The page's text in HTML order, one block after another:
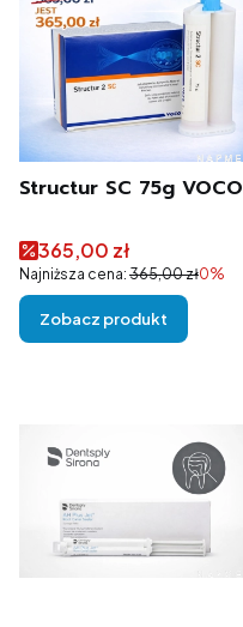
Structur SC 75g VOCO
Cena promocyjna
365,00 zł
Najniższa cena: 365,00 zł0%
Zobacz produkt